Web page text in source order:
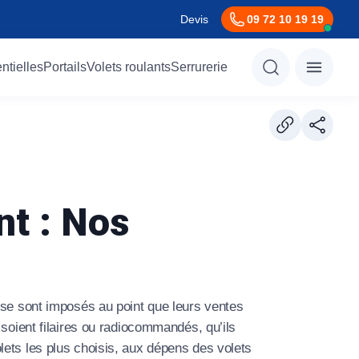
Devis 09 72 10 19 19
Service d’astreinte 7/24
Tarifs étudiés
Votre porte de garage au juste prix
PortailsVolets roulantsSerrurerie
Métallerie
Pergolas
Sur mesure
Menuiserie métallique
Ressources
: Nos
sont imposés au point que leurs ventes
filaires ou radiocommandés, qu’ils
les plus choisis, aux dépens des volets